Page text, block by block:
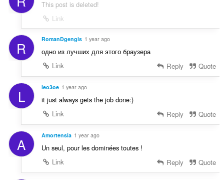
This post is deleted!
Link
R RomanDgengis 1 year ago
одно из лучших для этого браузера
Link
Reply Quote
L leo3oe 1 year ago
it just always gets the job done:)
Link
Reply Quote
A Amortensia 1 year ago
Un seul, pour les dominées toutes !
Link
Reply Quote